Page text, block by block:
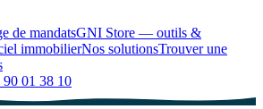
de mandatsGNI Store — outils &
immobilierNos solutionsTrouver une
90 01 38 10